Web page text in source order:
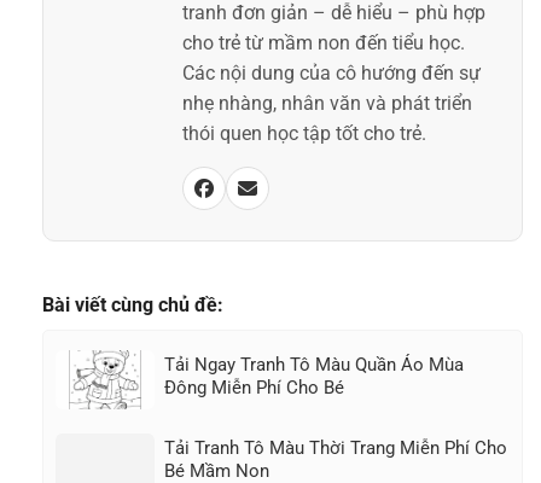
tranh đơn giản – dễ hiểu – phù hợp
cho trẻ từ mầm non đến tiểu học.
Các nội dung của cô hướng đến sự
nhẹ nhàng, nhân văn và phát triển
thói quen học tập tốt cho trẻ.
Bài viết cùng chủ đề:
Tải Ngay Tranh Tô Màu Quần Áo Mùa
Đông Miễn Phí Cho Bé
Tải Tranh Tô Màu Thời Trang Miễn Phí Cho
Bé Mầm Non